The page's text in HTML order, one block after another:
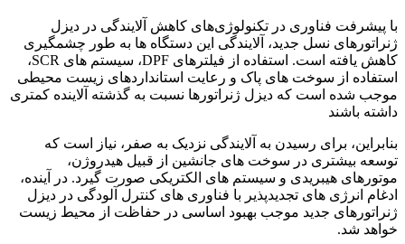
با پیشرفت فناوری در تکنولوژی‌های کاهش آلایندگی در دیزل
ژنراتورهای نسل جدید، آلایندگی این دستگاه ها به طور چشمگیری
کاهش یافته است. استفاده از فیلترهای DPF، سیستم های SCR،
استفاده از سوخت های پاک و رعایت استانداردهای زیست محیطی
موجب شده است که دیزل ژنراتورها نسبت به گذشته آلاینده کمتری
داشته باشند
بنابراین، برای رسیدن به آلایندگی نزدیک به صفر، نیاز است که
توسعه بیشتری در سوخت های جانشین از قبیل هیدروژن،
موتورهای هیبریدی و سیستم های الکتریکی صورت گیرد. در آینده،
ادغام انرژی‌ های تجدیدپذیر با فناوری‌ های کنترل آلودگی در دیزل
ژنراتورهای جدید موجب بهبود اساسی در حفاظت از محیط زیست
خواهد شد.